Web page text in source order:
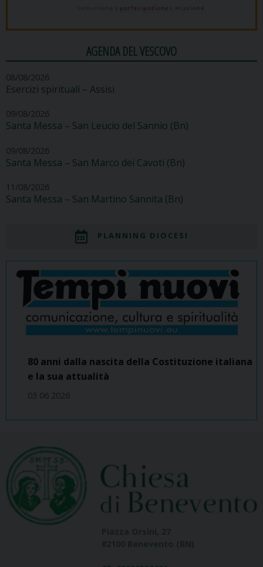
AGENDA DEL VESCOVO
08/08/2026
Esercizi spirituali – Assisi
09/08/2026
Santa Messa – San Leucio del Sannio (Bn)
09/08/2026
Santa Messa – San Marco dei Cavoti (Bn)
11/08/2026
Santa Messa – San Martino Sannita (Bn)
PLANNING DIOCESI
80 anni dalla nascita della Costituzione italiana
e la sua attualità
03 06 2026